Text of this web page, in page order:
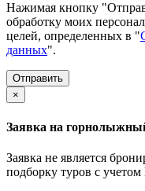
Нажимая кнопку
обработку моих
целей, определенных в "
данных".
×
Заявка на
Заявка не является
подборку туров с